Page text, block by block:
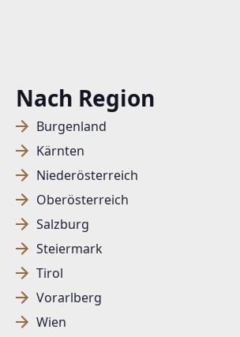
Nach Region
Burgenland
Kärnten
Niederösterreich
Oberösterreich
Salzburg
Steiermark
Tirol
Vorarlberg
Wien